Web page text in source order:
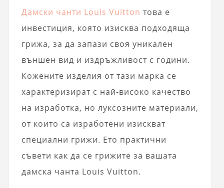
Дамски чанти Louis Vuitton това е
инвестиция, която изисква подходяща
грижа, за да запази своя уникален
външен вид и издръжливост с години.
Кожените изделия от тази марка се
характеризират с най-високо качество
на изработка, но луксозните материали,
от които са изработени изискват
специални грижи. Ето практични
съвети как да се грижите за вашата
дамска чанта Louis Vuitton.